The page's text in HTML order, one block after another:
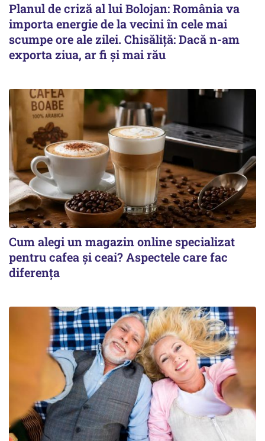
Planul de criză al lui Bolojan: România va
importa energie de la vecini în cele mai
scumpe ore ale zilei. Chisăliță: Dacă n-am
exporta ziua, ar fi și mai rău
Cum alegi un magazin online specializat
pentru cafea și ceai? Aspectele care fac
diferența